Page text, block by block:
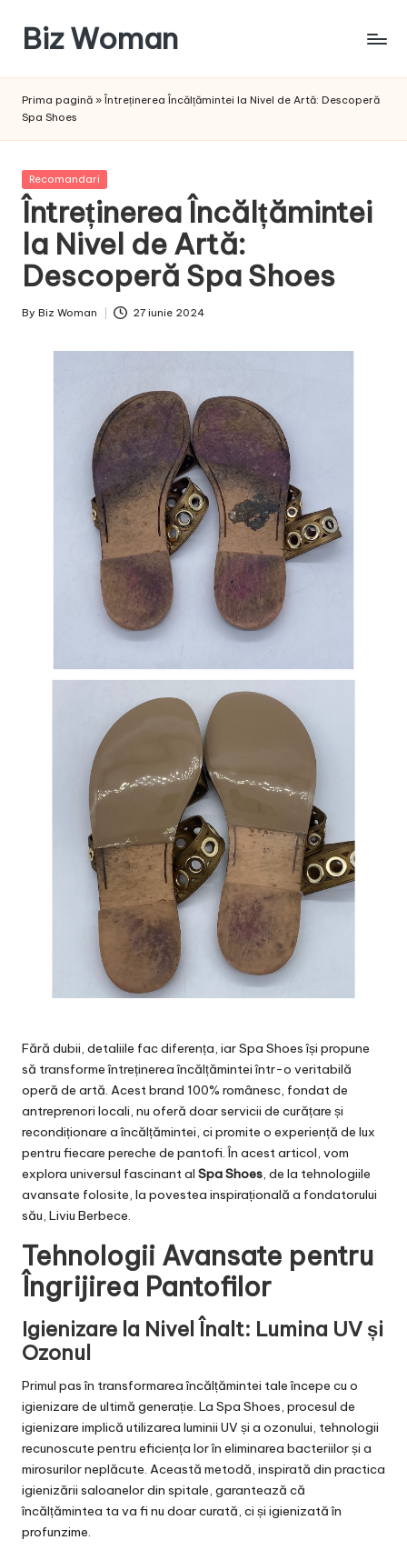
content
Biz Woman
succesul
Prima pagină » Întreținerea Încălțămintei la Nivel de Artă: Descoperă
Spa Shoes
Posted
in
Recomandari
Întreținerea Încălțămintei
la Nivel de Artă:
Descoperă Spa Shoes
Posted
By Biz Woman 27 iunie 2024
Fără dubii, detaliile fac diferența, iar Spa Shoes își propune
să transforme întreținerea încălțămintei într-o veritabilă
operă de artă. Acest brand 100% românesc, fondat de
antreprenori locali, nu oferă doar servicii de curățare și
recondiționare a încălțămintei, ci promite o experiență de lux
pentru fiecare pereche de pantofi. În acest articol, vom
explora universul fascinant al Spa Shoes, de la tehnologiile
avansate folosite, la povestea inspirațională a fondatorului
său, Liviu Berbece.
Tehnologii Avansate pentru
Îngrijirea Pantofilor
Igienizare la Nivel Înalt: Lumina UV și
Ozonul
Primul pas în transformarea încălțămintei tale începe cu o
igienizare de ultimă generație. La Spa Shoes, procesul de
igienizare implică utilizarea luminii UV și a ozonului, tehnologii
recunoscute pentru eficiența lor în eliminarea bacteriilor și a
mirosurilor neplăcute. Această metodă, inspirată din practica
igienizării saloanelor din spitale, garantează că
încălțămintea ta va fi nu doar curată, ci și igienizată în
profunzime.